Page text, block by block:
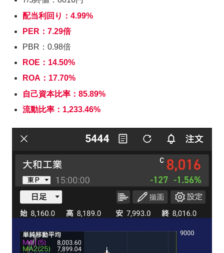
配当利回り：4.99%
PER：7.29倍
PBR：0.98倍
ROE：14.50%
ROA：17.70%
自己資本比率：85.89%
流動比率：1,233.46%